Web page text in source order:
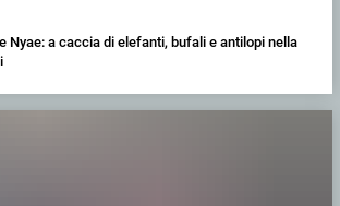
Nyae: a caccia di elefanti, bufali e antilopi nella